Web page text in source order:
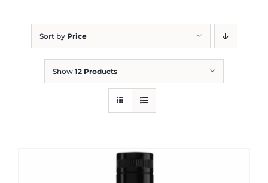
Sort by Price
Show 12 Products